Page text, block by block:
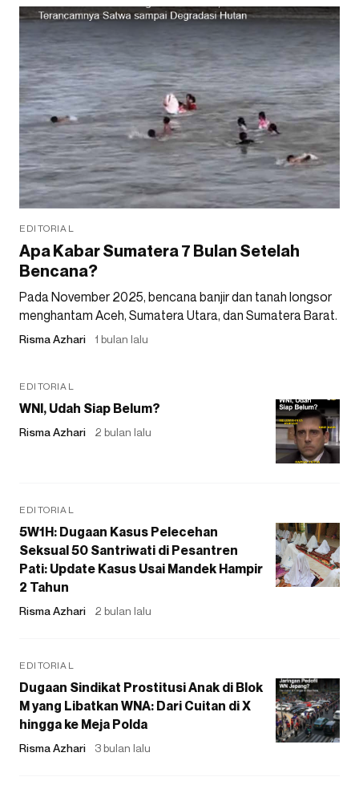
EDITORIAL
Apa Kabar Sumatera 7 Bulan Setelah
Bencana?
Pada November 2025, bencana banjir dan tanah longsor
menghantam Aceh, Sumatera Utara, dan Sumatera Barat.
Risma Azhari 1 bulan lalu
EDITORIAL
WNI, Udah Siap Belum?
Risma Azhari 2 bulan lalu
EDITORIAL
5W1H: Dugaan Kasus Pelecehan
Seksual 50 Santriwati di Pesantren
Pati: Update Kasus Usai Mandek Hampir
2 Tahun
Risma Azhari 2 bulan lalu
EDITORIAL
Dugaan Sindikat Prostitusi Anak di Blok
M yang Libatkan WNA: Dari Cuitan di X
hingga ke Meja Polda
Risma Azhari 3 bulan lalu